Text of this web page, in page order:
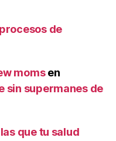
de
momsen
sin supermanes de
que tu salud